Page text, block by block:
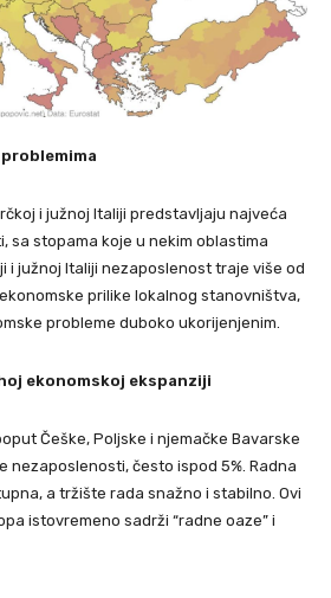
i južnoj Italiji predstavljaju najveća
sa stopama koje u nekim oblastima
i južnoj Italiji nezaposlenost traje više od
prilike lokalnog stanovništva,
probleme duboko ukorijenjenim.
ekonomskoj ekspanziji
Češke, Poljske i njemačke Bavarske
nezaposlenosti, često ispod 5%. Radna
a tržište rada snažno i stabilno. Ovi
istovremeno sadrži “radne oaze” i